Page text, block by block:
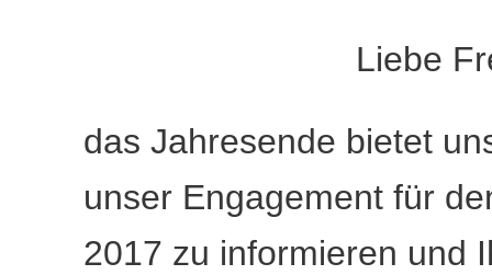
Liebe
das Jahresende bietet
unser Engagement für
2017 zu informieren und